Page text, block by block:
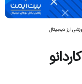
ارز دیجیتال